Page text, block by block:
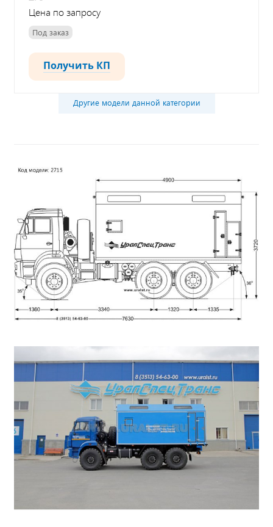
Цена по запросу
Под заказ
Получить КП
Другие модели данной категории